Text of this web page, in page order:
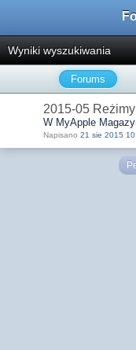
Wyniki wyszukiwania
Forums
2015-05
W MyApple
Napisano 21 sie 2015